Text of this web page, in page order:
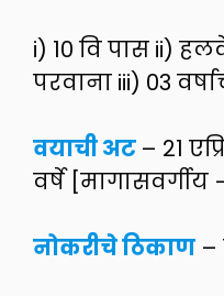
i) 10 वि पास ii)
परवाना iii) 03
वयाची अट – 21
वर्षे [मागासवर्गीय
नोकरीचे ठिकाण –